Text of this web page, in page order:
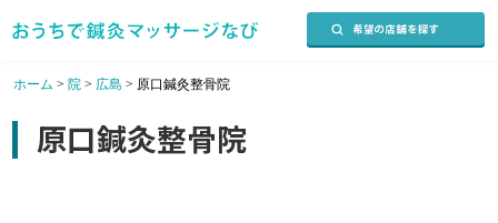
ホーム > 院> 広島 > 原口鍼灸整骨院
原口鍼灸整骨院